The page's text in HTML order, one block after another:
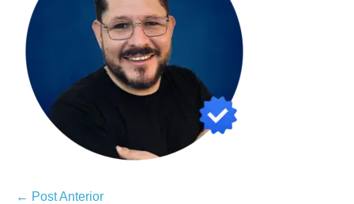
← Post Anterior